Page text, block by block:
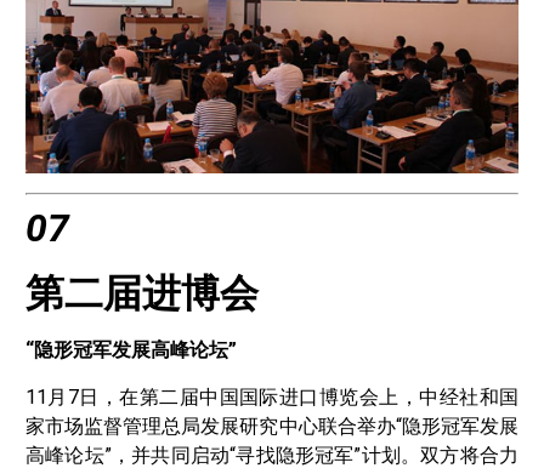
07
第二届进博会
“隐形冠军发展高峰论坛”
11月7日，在第二届中国国际进口博览会上，中经社和国
家市场监督管理总局发展研究中心联合举办“隐形冠军发展
高峰论坛”，并共同启动“寻找隐形冠军”计划。双方将合力